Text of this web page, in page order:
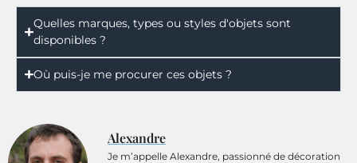
Quelles marques, types ou styles d'objets sont
disponibles ?
Où puis-je me procurer ces objets ?
Alexandre
Je m’appelle Alexandre, passionné de décoration